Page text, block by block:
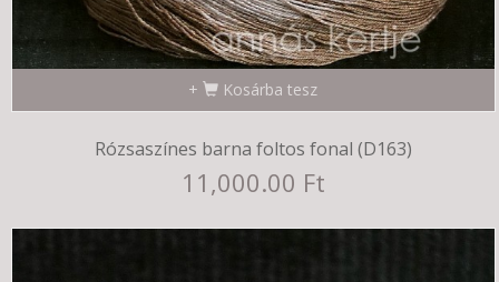
Kosárba tesz
Rózsaszínes barna foltos fonal (D163)
11,000.00 Ft